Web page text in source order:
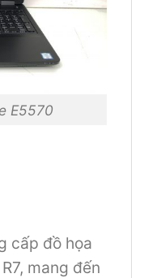
E5570
cấp đồ họa
mang đến